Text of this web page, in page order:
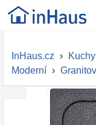
InHaus.cz ›
Moderní ›